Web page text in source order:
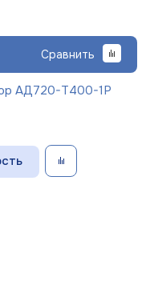
Сравнить
АД720-Т400-1Р